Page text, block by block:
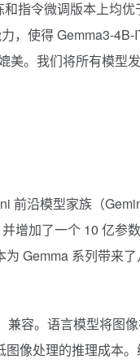
指令微调版本上均优
，使得 Gemma3-4B-
美。我们将所有模型
前沿模型家族（
增加了一个 10 亿参
Gemma 系列带来
兼容。语言模型将图
图像处理的推理成本